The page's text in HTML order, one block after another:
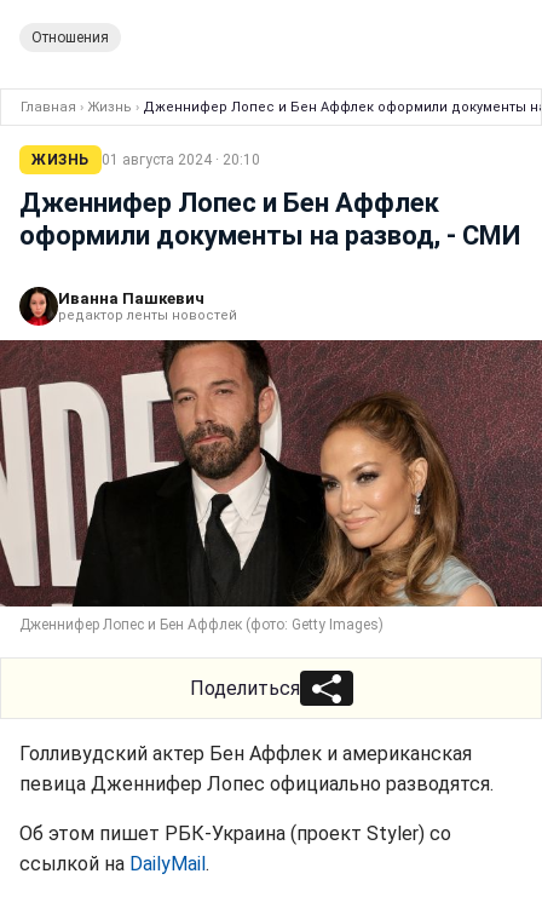
Отношения
Главная › Жизнь › Дженнифер Лопес и Бен Аффлек оформили документы
ЖИЗНЬ 01 августа 2024 · 20:10
Дженнифер Лопес и Бен Аффлек
оформили документы на развод, - СМИ
Иванна Пашкевич
редактор ленты новостей
Дженнифер Лопес и Бен Аффлек (фото: Getty Images)
Поделиться
Голливудский актер Бен Аффлек и американская
певица Дженнифер Лопес официально разводятся.
Об этом пишет РБК-Украина (проект Styler) со
ссылкой на DailyMail.